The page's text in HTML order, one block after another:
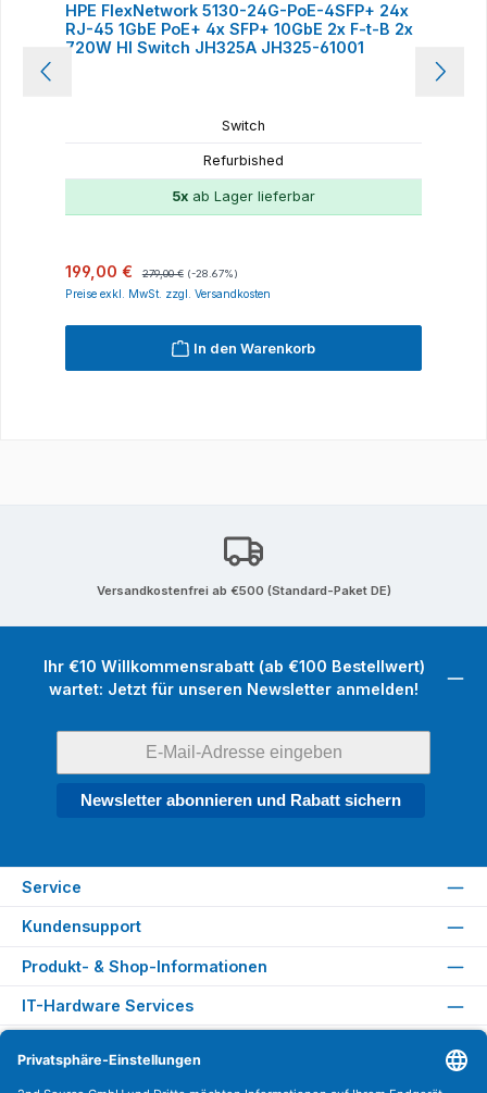
HPE FlexNetwork 5130-24G-PoE-4SFP+ 24x
RJ-45 1GbE PoE+ 4x SFP+ 10GbE 2x F-t-B 2x
720W HI Switch JH325A JH325-61001
Switch
Refurbished
5x ab Lager lieferbar
Verkaufspreis:
199,00 € Regulärer Preis:
279,00 € (-28.67%)
Preise exkl. MwSt. zzgl. Versandkosten
In den Warenkorb
Versandkostenfrei ab €500 (Standard-Paket DE)
Ihr €10 Willkommensrabatt (ab €100 Bestellwert)
wartet: Jetzt für unseren Newsletter anmelden!
Newsletter abonnieren und Rabatt sichern
Service
Kundensupport
Produkt- & Shop-Informationen
IT-Hardware Services
Versandarten